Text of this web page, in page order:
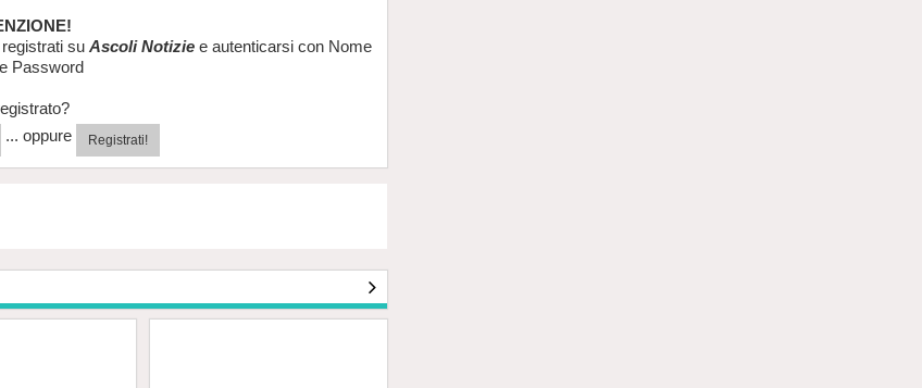
su Ascoli Notiziee autenticarsi con Nome
Password
... oppure Registrati!